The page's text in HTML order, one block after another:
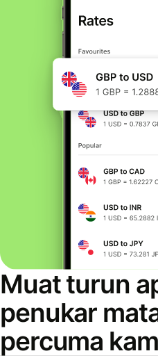
Muat turun
penukar
percuma